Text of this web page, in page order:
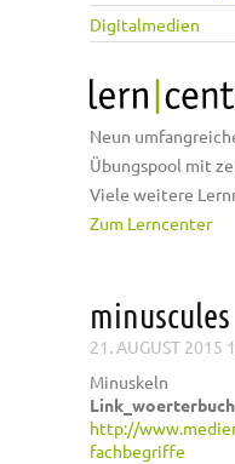
Digitalmedien
Neun
Übungspool mit
Viele weitere
Zum Lerncenter
minuscules
21. AUGUST 2015
Minuskeln
http://
fachbegriffe